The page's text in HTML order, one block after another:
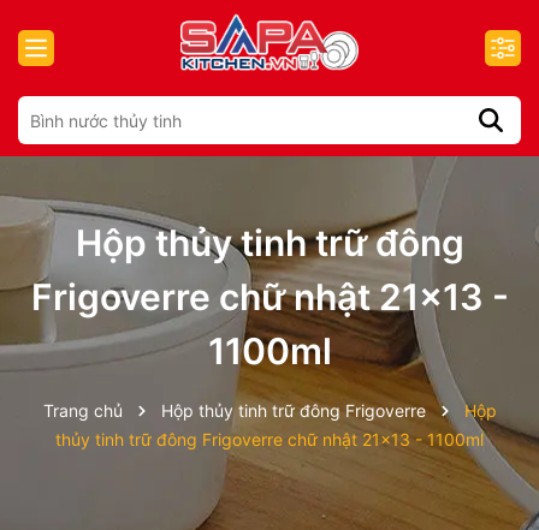
Hộp thủy tinh trữ đông
Frigoverre chữ nhật 21x13 -
1100ml
Trang chủ Hộp thủy tinh trữ đông Frigoverre
Hộp
thủy tinh trữ đông Frigoverre chữ nhật 21x13 - 1100ml